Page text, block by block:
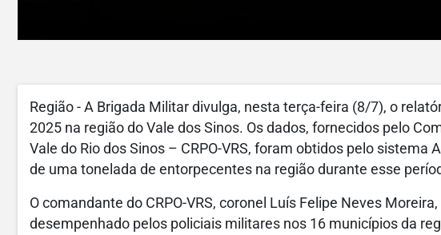
Região - A Brigada Militar divulga, nesta terça-feira (8/7), o
2025 na região do Vale dos Sinos. Os dados, fornecidos pelo
Vale do Rio dos Sinos – CRPO-VRS, foram obtidos pelo
de uma tonelada de entorpecentes na região durante esse
O comandante do CRPO-VRS, coronel Luís Felipe Neves
desempenhado pelos policiais militares nos 16 municípios da